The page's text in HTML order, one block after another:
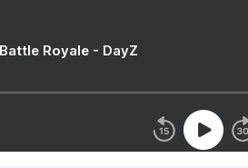
Royale - DayZ